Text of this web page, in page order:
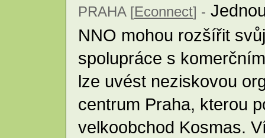
PRAHA [Econnect] -
NNO mohou rozšířit
spolupráce s
lze uvést neziskovou
centrum Praha, kterou
velkoobchod Kosmas.